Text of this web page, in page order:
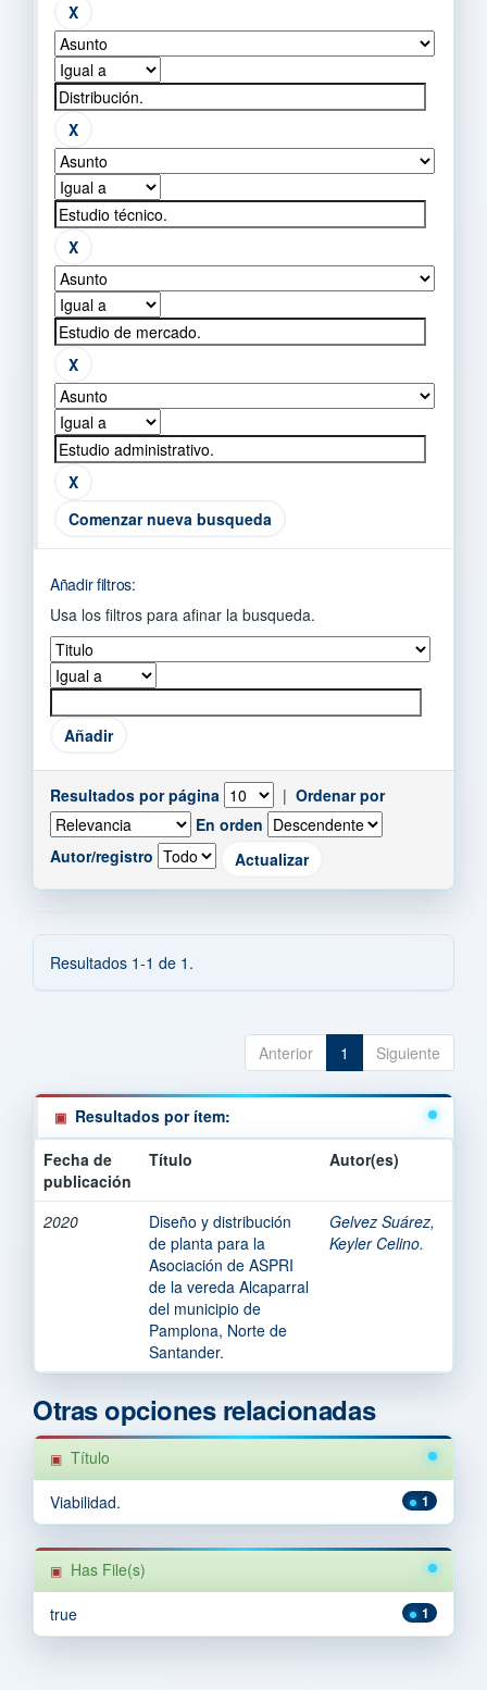
Comenzar nueva busqueda
Añadir filtros:
Usa los filtros para afinar la busqueda.
Resultados por página | Ordenar por
En orden
Autor/registro
Resultados 1-1 de 1.
Anterior 1 Siguiente
Resultados por ítem:
Fecha de
publicación
Título Autor(es)
2020
Diseño y distribución
de planta para la
Asociación de ASPRI
de la vereda Alcaparral
del municipio de
Pamplona, Norte de
Santander.
Gelvez Suárez,
Keyler Celino.
Otras opciones relacionadas
Título
1
Viabilidad.
Has File(s)
1
true